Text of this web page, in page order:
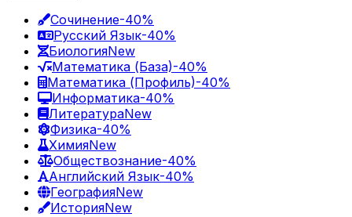
Сочинение-40%
Русский Язык-40%
БиологияNew
Математика (База)-40%
Математика (Профиль)-40%
Информатика-40%
ЛитератураNew
Физика-40%
ХимияNew
Обществознание-40%
Английский Язык-40%
ГеографияNew
ИсторияNew